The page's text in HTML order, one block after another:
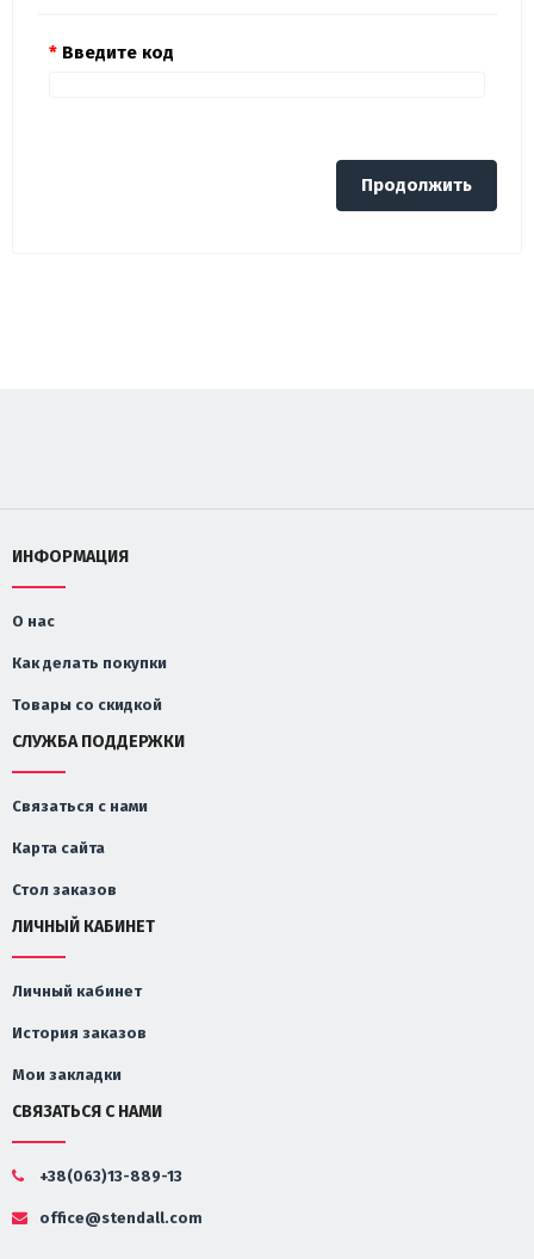
Введите код
Продолжить
ИНФОРМАЦИЯ
О нас
Как делать покупки
Товары со скидкой
СЛУЖБА ПОДДЕРЖКИ
Связаться с нами
Карта сайта
Стол заказов
ЛИЧНЫЙ КАБИНЕТ
Личный кабинет
История заказов
Мои закладки
СВЯЗАТЬСЯ С НАМИ
+38(063)13-889-13
office@stendall.com